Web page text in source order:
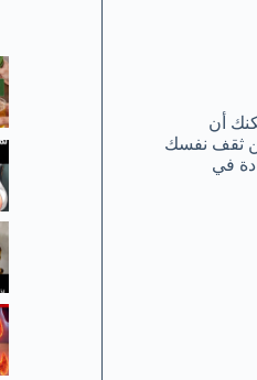
أن
ثقف نفسك
في